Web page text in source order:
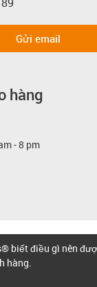
Gửi email
hàng
- 8 pm
biết điều gì nên
hàng.